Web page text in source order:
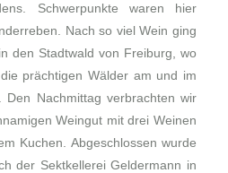
Schwerpunkte waren hier
Nach so viel Wein ging
den Stadtwald von Freiburg, wo
prächtigen Wälder am und im
Den Nachmittag verbrachten wir
Weingut mit drei Weinen
Kuchen. Abgeschlossen wurde
der Sektkellerei Geldermann in